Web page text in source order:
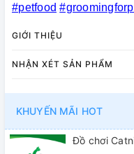
#petfood
GIỚI THIỆU
NHẬN XÉT SẢN PHẨM
KHUYẾN MÃI HOT
Đồ chơi